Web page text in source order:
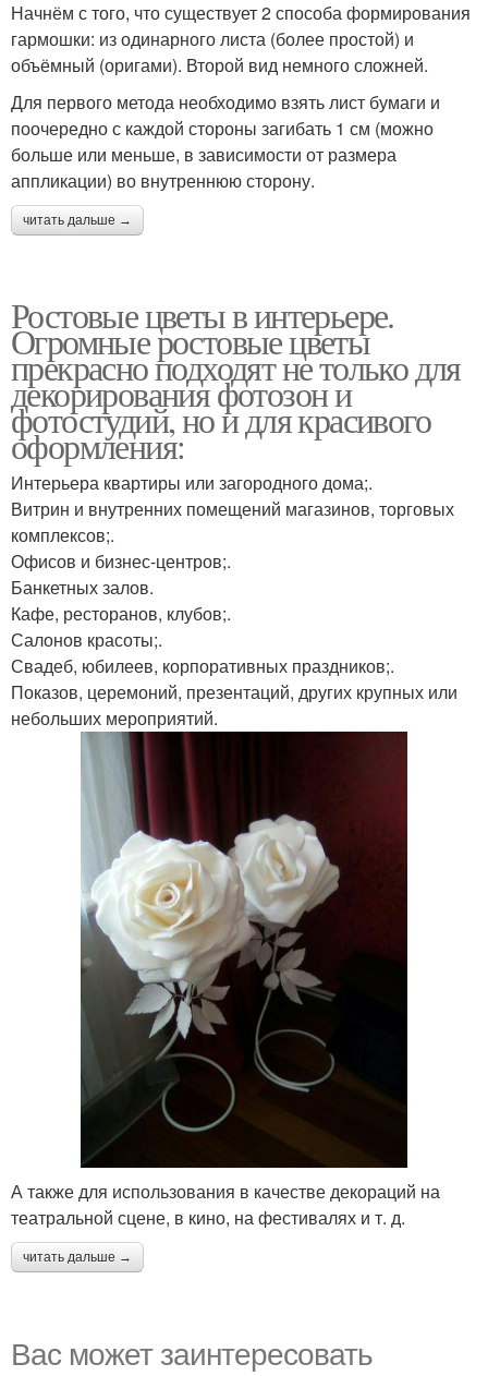
Начнём с того, что существует 2 способа формирования
гармошки: из одинарного листа (более простой) и
объёмный (оригами). Второй вид немного сложней.
Для первого метода необходимо взять лист бумаги и
поочередно с каждой стороны загибать 1 см (можно
больше или меньше, в зависимости от размера
аппликации) во внутреннюю сторону.
читать дальше →
Ростовые цветы в интерьере.
Огромные ростовые цветы
прекрасно подходят не только для
декорирования фотозон и
фотостудий, но и для красивого
оформления:
Интерьера квартиры или загородного дома;.
Витрин и внутренних помещений магазинов, торговых
комплексов;.
Офисов и бизнес-центров;.
Банкетных залов.
Кафе, ресторанов, клубов;.
Салонов красоты;.
Свадеб, юбилеев, корпоративных праздников;.
Показов, церемоний, презентаций, других крупных или
небольших мероприятий.
А также для использования в качестве декораций на
театральной сцене, в кино, на фестивалях и т. д.
читать дальше →
Вас может заинтересовать